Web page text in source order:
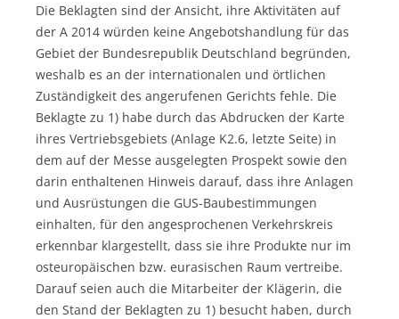
Die Beklagten sind der Ansicht, ihre Aktivitäten auf
der A 2014 würden keine Angebotshandlung für das
Gebiet der Bundesrepublik Deutschland begründen,
weshalb es an der internationalen und örtlichen
Zuständigkeit des angerufenen Gerichts fehle. Die
Beklagte zu 1) habe durch das Abdrucken der Karte
ihres Vertriebsgebiets (Anlage K2.6, letzte Seite) in
dem auf der Messe ausgelegten Prospekt sowie den
darin enthaltenen Hinweis darauf, dass ihre Anlagen
und Ausrüstungen die GUS-Baubestimmungen
einhalten, für den angesprochenen Verkehrskreis
erkennbar klargestellt, dass sie ihre Produkte nur im
osteuropäischen bzw. eurasischen Raum vertreibe.
Darauf seien auch die Mitarbeiter der Klägerin, die
den Stand der Beklagten zu 1) besucht haben, durch